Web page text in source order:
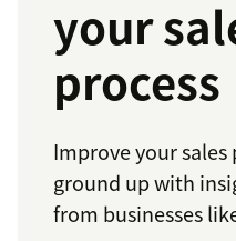
your
process
Improve your
ground up with
from businesses